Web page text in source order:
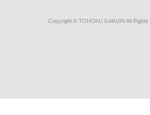
Copyright © TOHOKU GAKUIN All Rights